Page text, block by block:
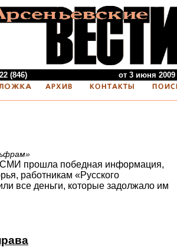
(846) от 3 июня 2009
прошла победная информация,
работникам «Русского
все деньги, которые задолжало им